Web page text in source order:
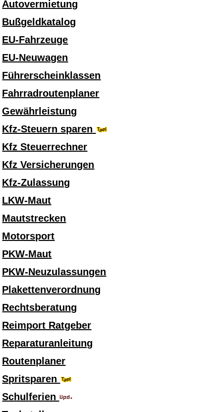
Autovermietung
Bußgeldkatalog
EU-Fahrzeuge
EU-Neuwagen
Führerscheinklassen
Fahrradroutenplaner
Gewährleistung
Kfz-Steuern sparen
Kfz Steuerrechner
Kfz Versicherungen
Kfz-Zulassung
LKW-Maut
Mautstrecken
Motorsport
PKW-Maut
PKW-Neuzulassungen
Plakettenverordnung
Rechtsberatung
Reimport Ratgeber
Reparaturanleitung
Routenplaner
Spritsparen
Schulferien